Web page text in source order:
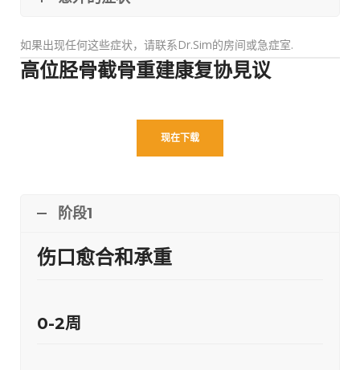
如果出现任何这些症状，请联系Dr.Sim的房间或急症室.
高位胫骨截骨重建康复协見议
现在下载
阶段1
伤口愈合和承重
0-2周